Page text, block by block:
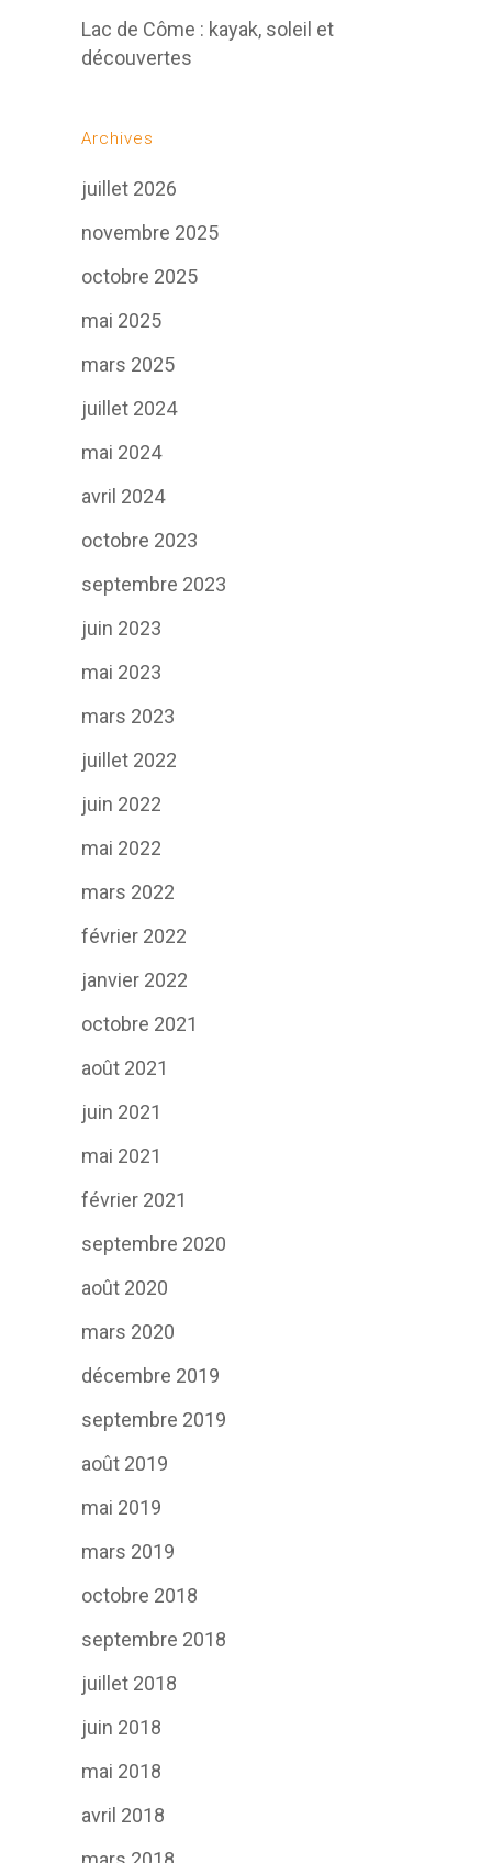
Lac de Côme : kayak, soleil et
découvertes
Archives
juillet 2026
novembre 2025
octobre 2025
mai 2025
mars 2025
juillet 2024
mai 2024
avril 2024
octobre 2023
septembre 2023
juin 2023
mai 2023
mars 2023
juillet 2022
juin 2022
mai 2022
mars 2022
février 2022
janvier 2022
octobre 2021
août 2021
juin 2021
mai 2021
février 2021
septembre 2020
août 2020
mars 2020
décembre 2019
septembre 2019
août 2019
mai 2019
mars 2019
octobre 2018
septembre 2018
juillet 2018
juin 2018
mai 2018
avril 2018